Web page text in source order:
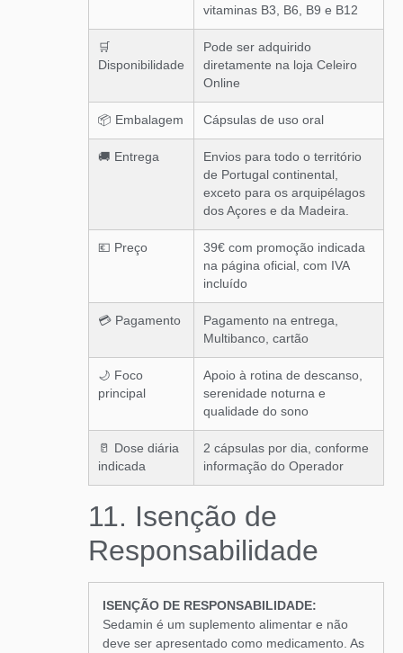
vitaminas B3, B6, B9 e B12
🛒
Disponibilidade
Pode ser adquirido
diretamente na loja Celeiro
Online
📦 Embalagem Cápsulas de uso oral
🚚 Entrega
Envios para todo o território
de Portugal continental,
exceto para os arquipélagos
dos Açores e da Madeira.
💶 Preço
39€ com promoção indicada
na página oficial, com IVA
incluído
💳 Pagamento
Pagamento na entrega,
Multibanco, cartão
🌙 Foco
principal
Apoio à rotina de descanso,
serenidade noturna e
qualidade do sono
🥛 Dose diária
indicada
2 cápsulas por dia, conforme
informação do Operador
11. Isenção de
Responsabilidade
ISENÇÃO DE RESPONSABILIDADE:
Sedamin é um suplemento alimentar e não
deve ser apresentado como medicamento. As